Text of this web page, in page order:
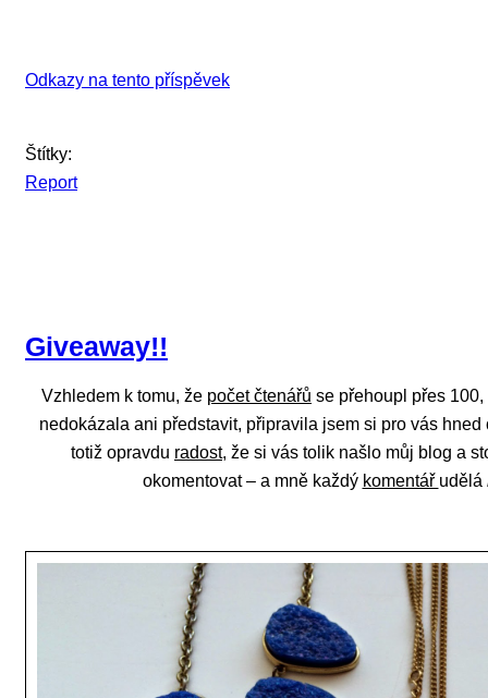
Odkazy na tento příspěvek
Štítky:
Report
Giveaway!!
Vzhledem k tomu, že počet čtenářů se přehoupl přes
nedokázala ani představit, připravila jsem si pro vás hned
totiž opravdu radost, že si vás tolik našlo můj blog a
okomentovat – a mně každý komentář udělá